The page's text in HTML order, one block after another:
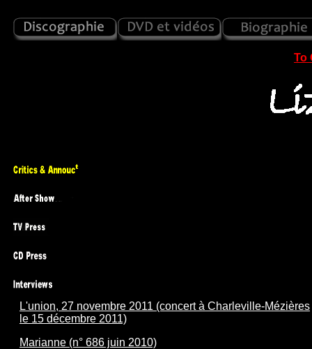
To
L'union, 27 novembre 2011 (concert à Charleville-Mézières
le 15 décembre 2011)
Marianne (n° 686 juin 2010)